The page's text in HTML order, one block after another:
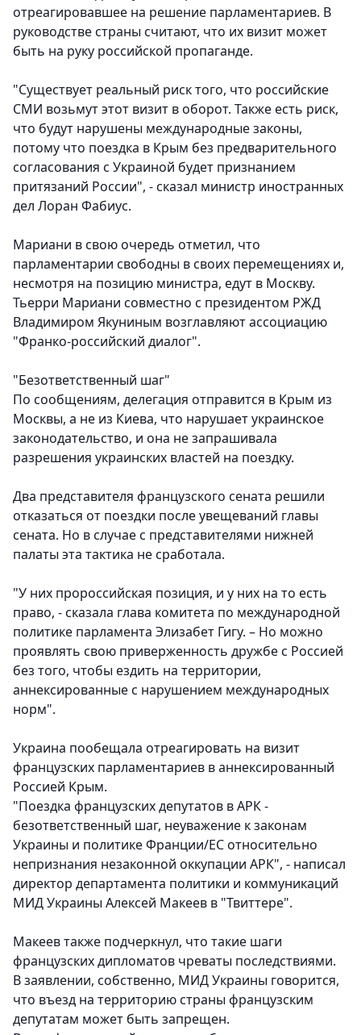
отреагировавшее на решение парламентариев. В
руководстве страны считают, что их визит может
быть на руку российской пропаганде.
"Существует реальный риск того, что российские
СМИ возьмут этот визит в оборот. Также есть риск,
что будут нарушены международные законы,
потому что поездка в Крым без предварительного
согласования с Украиной будет признанием
притязаний России", - сказал министр иностранных
дел Лоран Фабиус.
Мариани в свою очередь отметил, что
парламентарии свободны в своих перемещениях и,
несмотря на позицию министра, едут в Москву.
Тьерри Мариани совместно с президентом РЖД
Владимиром Якуниным возглавляют ассоциацию
"Франко-российский диалог".
"Безответственный шаг"
По сообщениям, делегация отправится в Крым из
Москвы, а не из Киева, что нарушает украинское
законодательство, и она не запрашивала
разрешения украинских властей на поездку.
Два представителя французского сената решили
отказаться от поездки после увещеваний главы
сената. Но в случае с представителями нижней
палаты эта тактика не сработала.
"У них пророссийская позиция, и у них на то есть
право, - сказала глава комитета по международной
политике парламента Элизабет Гигу. – Но можно
проявлять свою приверженность дружбе с Россией
без того, чтобы ездить на территории,
аннексированные с нарушением международных
норм".
Украина пообещала отреагировать на визит
французских парламентариев в аннексированный
Россией Крым.
"Поездка французских депутатов в АРК -
безответственный шаг, неуважение к законам
Украины и политике Франции/ЕС относительно
непризнания незаконной оккупации АРК", - написал
директор департамента политики и коммуникаций
МИД Украины Алексей Макеев в "Твиттере".
Макеев также подчеркнул, что такие шаги
французских дипломатов чреваты последствиями.
В заявлении, собственно, МИД Украины говорится,
что въезд на территорию страны французским
депутатам может быть запрещен.